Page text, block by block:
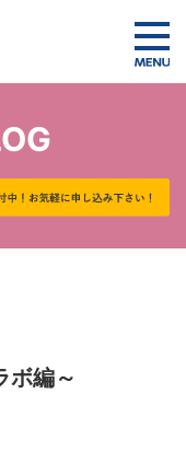
ボ編～